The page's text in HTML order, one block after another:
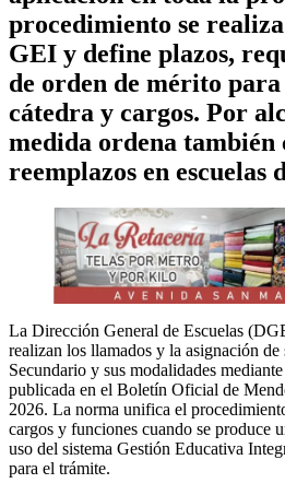
procedimiento se
GEI y define plazos,
de orden de mérito
cátedra y cargos. Por
medida ordena también
reemplazos en escuelas
La Dirección General de Escuelas
realizan los llamados y la asignación
Secundario y sus modalidades
publicada en el Boletín Oficial de
2026. La norma unifica el
cargos y funciones cuando se produce
uso del sistema Gestión Educativa
para el trámite.